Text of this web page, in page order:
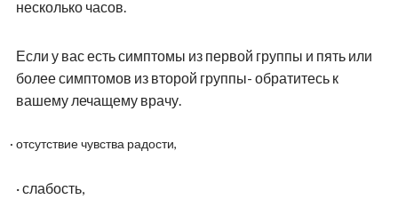
несколько часов.
Если у вас есть симптомы из первой группы и пять или
более симптомов из второй группы- обратитесь к
вашему лечащему врачу.
· отсутствие чувства радости,
·слабость,